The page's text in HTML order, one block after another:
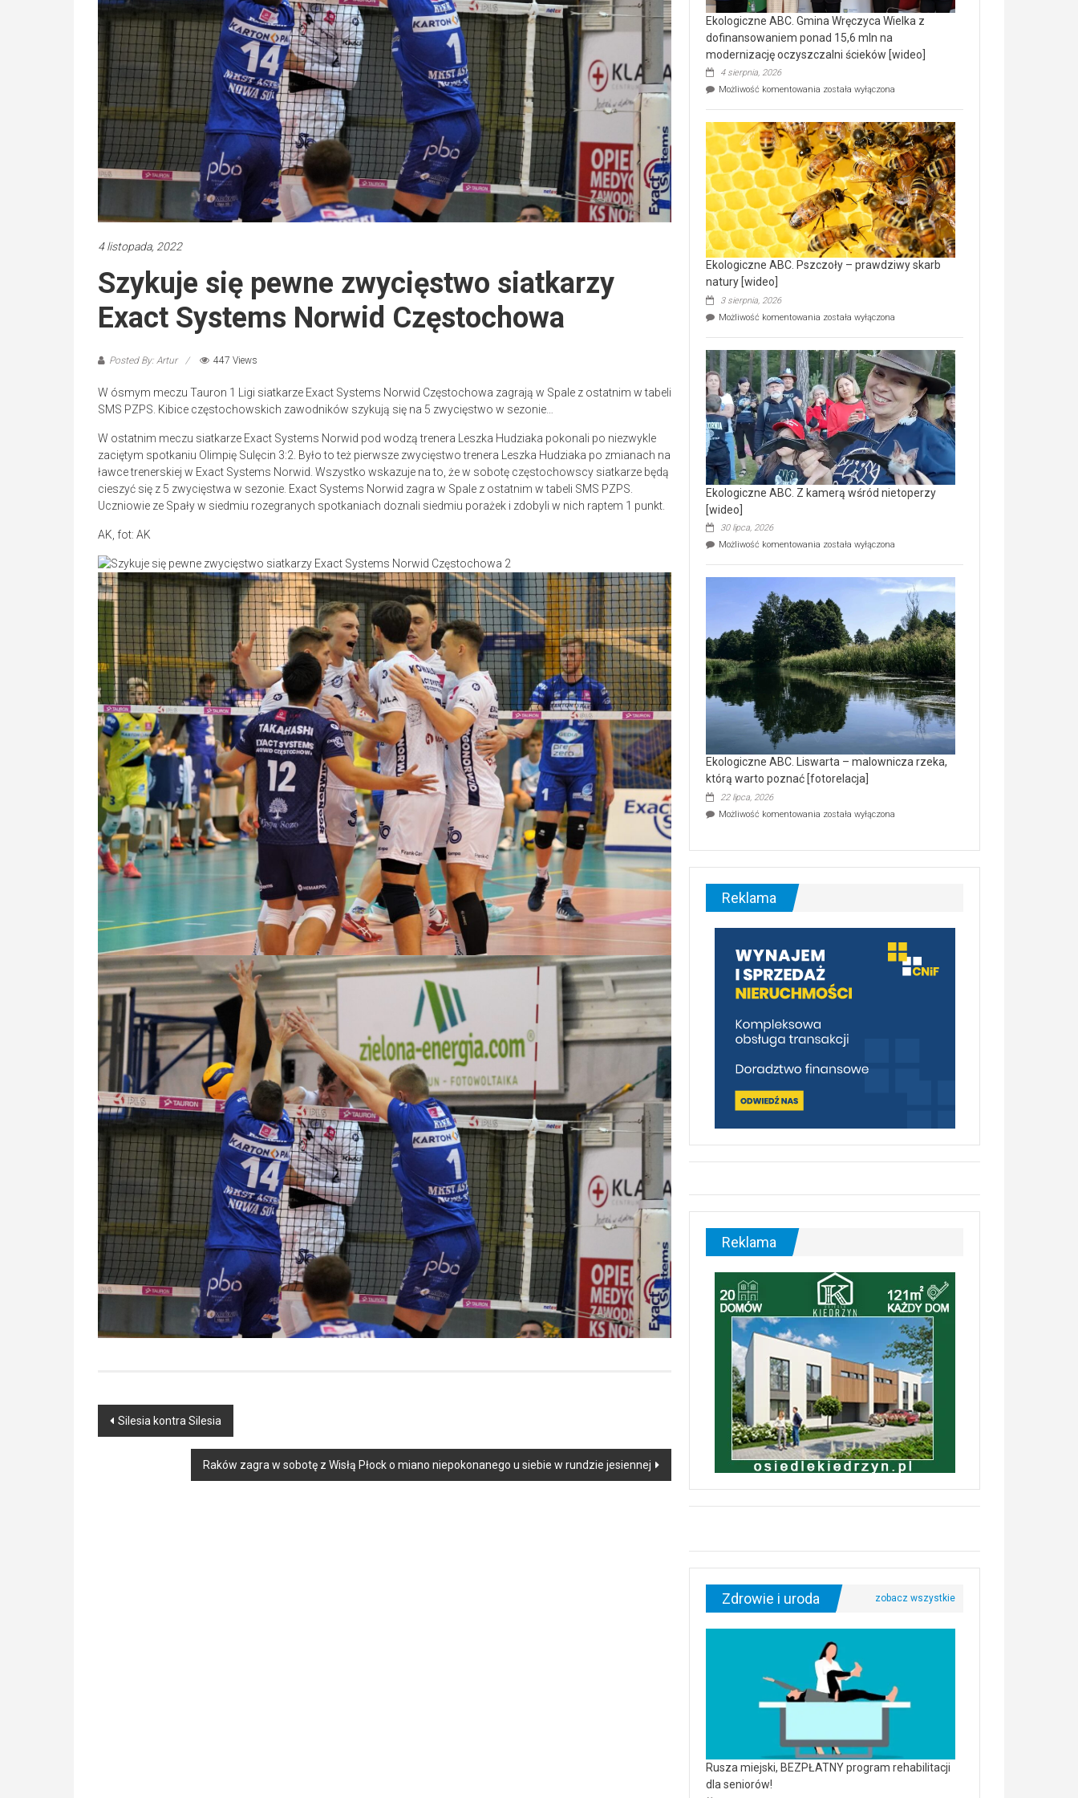
4 listopada, 2022
Szykuje się pewne zwycięstwo siatkarzy
Exact Systems Norwid Częstochowa
Posted By: Artur 447 Views
W ósmym meczu Tauron 1 Ligi siatkarze Exact Systems Norwid Częstochowa zagrają w Spale z ostatnim w tabeli
SMS PZPS. Kibice częstochowskich zawodników szykują się na 5 zwycięstwo w sezonie…
W ostatnim meczu siatkarze Exact Systems Norwid pod wodzą trenera Leszka Hudziaka pokonali po niezwykle
zaciętym spotkaniu Olimpię Sulęcin 3:2. Było to też pierwsze zwycięstwo trenera Leszka Hudziaka po zmianach na
ławce trenerskiej w Exact Systems Norwid. Wszystko wskazuje na to, że w sobotę częstochowscy siatkarze będą
cieszyć się z 5 zwycięstwa w sezonie. Exact Systems Norwid zagra w Spale z ostatnim w tabeli SMS PZPS.
Uczniowie ze Spały w siedmiu rozegranych spotkaniach doznali siedmiu porażek i zdobyli w nich raptem 1 punkt.
AK, fot: AK
Post
navigation
Silesia kontra Silesia
Raków zagra w sobotę z Wisłą Płock o miano niepokonanego u siebie w rundzie jesiennej
Ekologiczne ABC. Gmina Wręczyca Wielka z
dofinansowaniem ponad 15,6 mln na
modernizację oczyszczalni ścieków [wideo]
4 sierpnia, 2026
Możliwość komentowania Ekologiczne
Wręczyca
Wielka
z
dofinansowaniem
ponad
15,6
mln
na
modernizację
oczyszczalni
ścieków
[wideo]
została wyłączona
Ekologiczne ABC. Pszczoły – prawdziwy skarb
natury [wideo]
3 sierpnia, 2026
Możliwość komentowania Ekologiczne
–
prawdziwy
skarb
natury
[wideo]
została wyłączona
Ekologiczne ABC. Z kamerą wśród nietoperzy
[wideo]
30 lipca, 2026
Możliwość komentowania Ekologiczne
wśród
nietoperzy
[wideo]
została wyłączona
Ekologiczne ABC. Liswarta – malownicza rzeka,
którą warto poznać [fotorelacja]
22 lipca, 2026
Możliwość komentowania Ekologiczne
–
malownicza
[fotorelacja]
została wyłączona
Reklama
Reklama
Zdrowie i uroda
Rusza miejski, BEZPŁATNY program rehabilitacji
dla seniorów!